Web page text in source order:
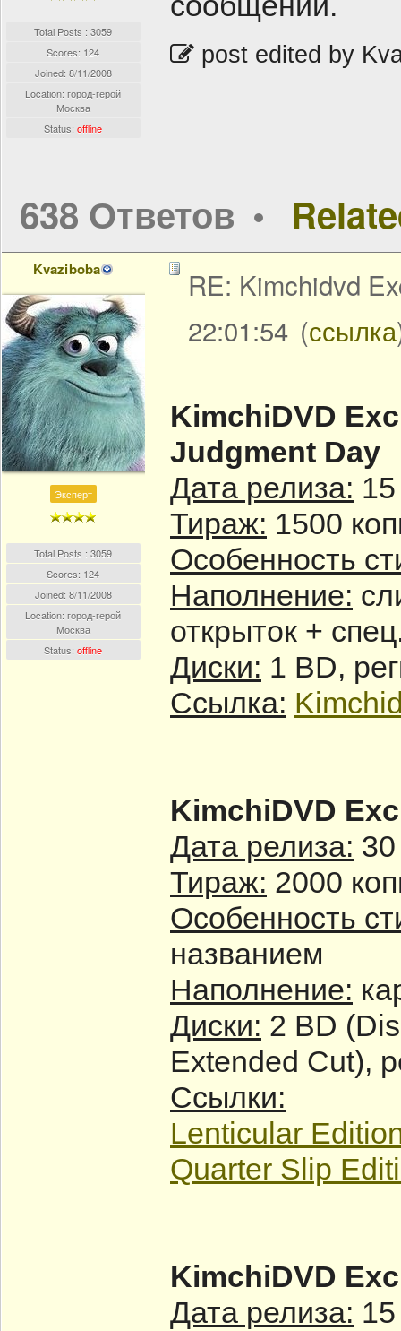
Total Posts : 3059
Scores: 124
Joined: 8/11/2008
Location: город-герой
Москва
Status:offline
post edited by
638 Ответов
Kvaziboba
Эксперт
Total Posts : 3059
Scores: 124
Joined: 8/11/2008
Location: город-герой
Москва
Status:offline
RE: Kimchidvd
22:01:54 (ссылка
KimchiDVD
Judgment Day
Дата релиза:
Тираж: 1500
Особенность
Наполнение:
открыток +
Диски: 1 BD,
Ссылка:
KimchiDVD
Дата релиза:
Тираж: 2000
Особенность
названием
Наполнение:
Диски: 2 BD
Extended Cut),
Ссылки:
Lenticular
Quarter Slip
KimchiDVD
Дата релиза: